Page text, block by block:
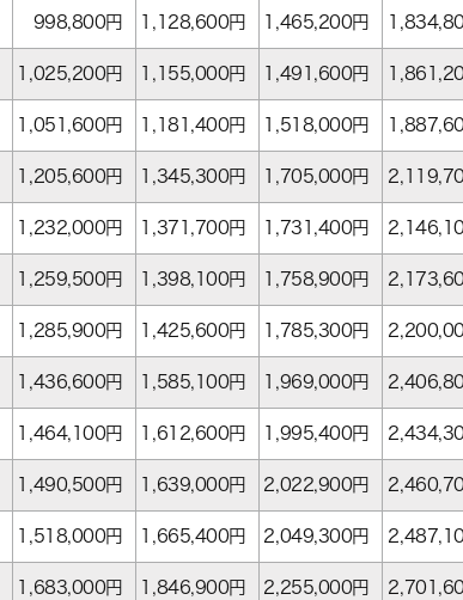
998,800円 1,128,600円 1,465,200円
1,025,200円 1,155,000円 1,491,600円
1,051,600円 1,181,400円 1,518,000円
1,205,600円 1,345,300円 1,705,000円
1,232,000円 1,371,700円 1,731,400円
1,259,500円 1,398,100円 1,758,900円
1,285,900円 1,425,600円 1,785,300円
1,436,600円 1,585,100円 1,969,000円
1,464,100円 1,612,600円 1,995,400円
1,490,500円 1,639,000円 2,022,900円
1,518,000円 1,665,400円 2,049,300円
1,683,000円 1,846,900円 2,255,000円